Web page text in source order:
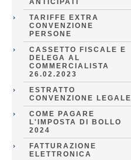
ANTICIPATI
TARIFFE EXTRA
CONVENZIONE
PERSONE
CASSETTO FISCALE E
DELEGA AL
COMMERCIALISTA
26.02.2023
ESTRATTO
CONVENZIONE LEGALE
COME PAGARE
L'IMPOSTA DI BOLLO
2024
FATTURAZIONE
ELETTRONICA